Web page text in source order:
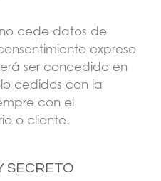
no cede datos de
expreso
ser concedido en
cedidos con la
con el
o cliente.
SECRETO